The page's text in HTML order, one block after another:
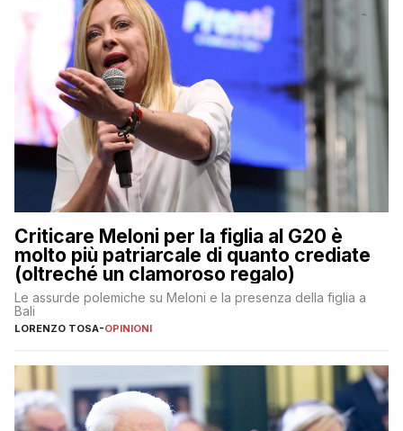
Criticare Meloni per la figlia al G20 è
molto più patriarcale di quanto crediate
(oltreché un clamoroso regalo)
Le assurde polemiche su Meloni e la presenza della figlia a
Bali
LORENZO TOSA-OPINIONI